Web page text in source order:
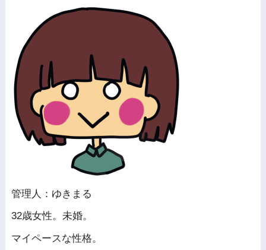
管理人：ゆきまる
32歳女性。未婚。
マイペースな性格。